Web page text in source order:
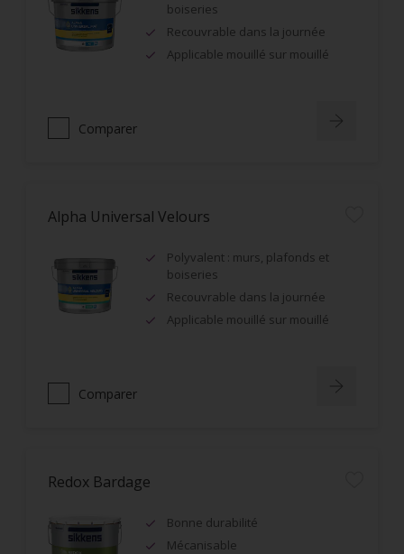
boiseries
Recouvrable dans la journée
Applicable mouillé sur mouillé
Comparer
Alpha Universal Velours
Polyvalent : murs, plafonds et
boiseries
Recouvrable dans la journée
Applicable mouillé sur mouillé
Comparer
Redox Bardage
Bonne durabilité
Mécanisable